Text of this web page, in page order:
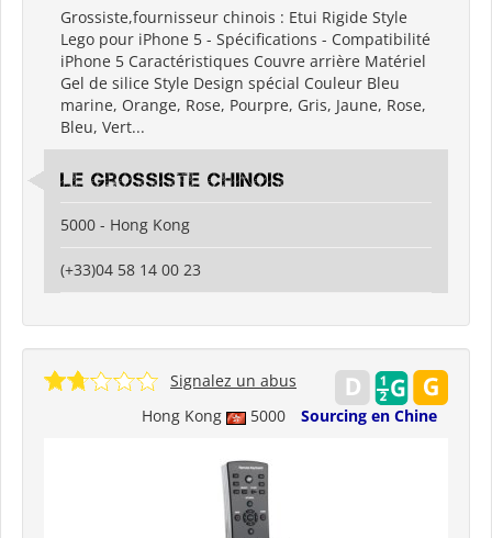
Grossiste,fournisseur chinois : Etui Rigide Style
Lego pour iPhone 5 - Spécifications - Compatibilité
iPhone 5 Caractéristiques Couvre arrière Matériel
Gel de silice Style Design spécial Couleur Bleu
marine, Orange, Rose, Pourpre, Gris, Jaune, Rose,
Bleu, Vert...
Le grossiste chinois
5000 - Hong Kong
(+33)04 58 14 00 23
Hong Kong 5000 Sourcing en Chine
Signalez un abus